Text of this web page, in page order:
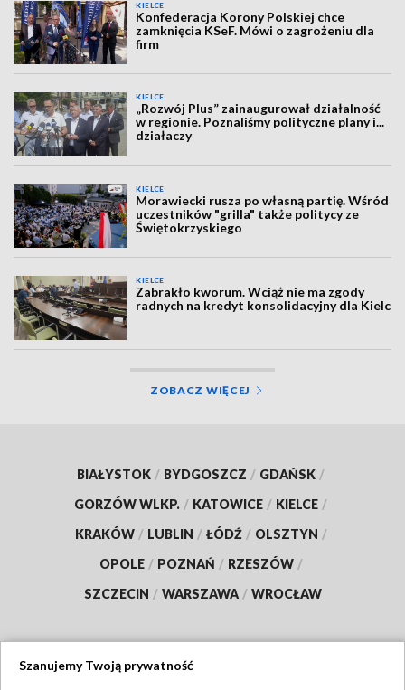
KIELCE
Konfederacja Korony Polskiej chce
zamknięcia KSeF. Mówi o zagrożeniu dla
firm
KIELCE
„Rozwój Plus” zainaugurował działalność
w regionie. Poznaliśmy polityczne plany i...
działaczy
KIELCE
Morawiecki rusza po własną partię. Wśród
uczestników "grilla" także politycy ze
Świętokrzyskiego
KIELCE
Zabrakło kworum. Wciąż nie ma zgody
radnych na kredyt konsolidacyjny dla Kielc
ZOBACZ WIĘCEJ
BIAŁYSTOK / BYDGOSZCZ / GDAŃSK /
GORZÓW WLKP. / KATOWICE / KIELCE /
KRAKÓW / LUBLIN / ŁÓDŹ / OLSZTYN /
OPOLE / POZNAŃ / RZESZÓW /
SZCZECIN / WARSZAWA / WROCŁAW
Szanujemy Twoją prywatność